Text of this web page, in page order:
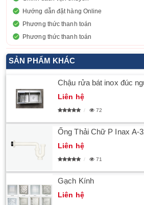
Hướng dẫn đặt hàng Online
Phương thức thanh toán
Phương thức thanh toán
SẢN PHẨM KHÁC
Chậu rửa bát inox đúc
Liên hệ
72
Ống Thải Chữ P Inax A-
Liên hệ
71
Gạch Kính
Liên hệ